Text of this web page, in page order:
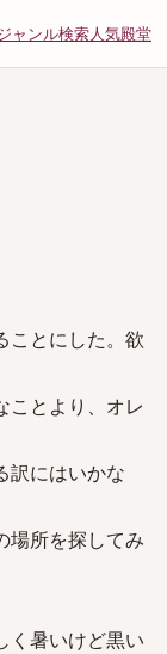
ャンル検索人気殿堂
ことにした。欲
ことより、オレ
訳にはいかな
場所を探してみ
く暑いけど黒い